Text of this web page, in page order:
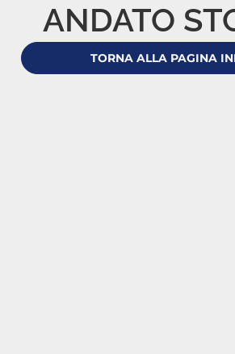
ANDATO
TORNA ALLA PAGINA